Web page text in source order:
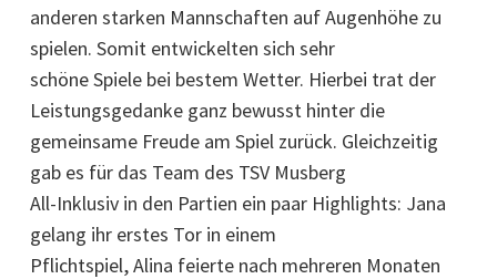
anderen starken Mannschaften auf Augenhöhe zu
spielen. Somit entwickelten sich sehr
schöne Spiele bei bestem Wetter. Hierbei trat der
Leistungsgedanke ganz bewusst hinter die
gemeinsame Freude am Spiel zurück. Gleichzeitig
gab es für das Team des TSV Musberg
All-Inklusiv in den Partien ein paar Highlights: Jana
gelang ihr erstes Tor in einem
Pflichtspiel, Alina feierte nach mehreren Monaten